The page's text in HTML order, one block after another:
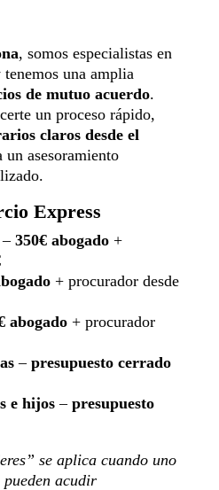
, somos especialistas en
una amplia
de mutuo acuerdo.
un proceso rápido,
claros desde el
asesoramiento
Express
350€ abogado+
+ procurador desde
abogado+ procurador
– presupuesto cerrado
e hijos– presupuesto
se aplica cuando uno
pueden acudir